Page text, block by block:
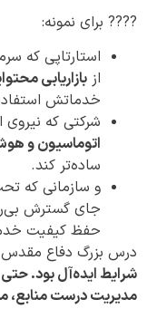
???? برای نمونه:
استارتاپی که
از بازاریابی
خدماتش
شرکتی که نیروی
اتوماسیون و
ساده‌تر کند.
و سازمانی که
جای گسترش
حفظ کیفیت
درس بزرگ دفاع مقدس
شرایط ایده‌آل بود.
مدیریت درست منابع،